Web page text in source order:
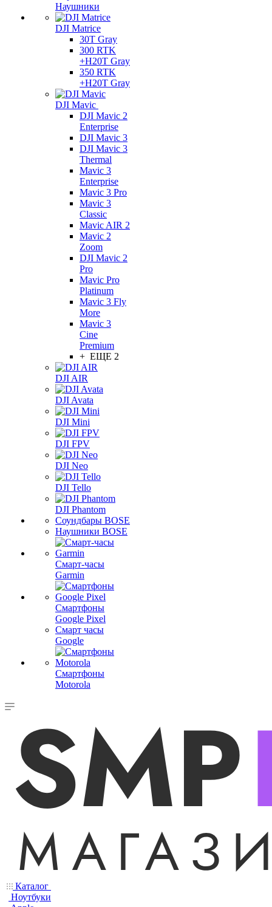
Наушники
DJI Matrice
30T Gray
300 RTK
+H20T Gray
350 RTK
+H20T Gray
DJI Mavic
DJI Mavic 2
Enterprise
DJI Mavic 3
DJI Mavic 3
Thermal
Mavic 3
Enterprise
Mavic 3 Pro
Mavic 3
Сlassic
Mavic AIR 2
Mavic 2
Zoom
DJI Mavic 2
Pro
Mavic Pro
Platinum
Mavic 3 Fly
More
Mavic 3
Cine
Premium
+ ЕЩЕ 2
DJI AIR
DJI Avata
DJI Mini
DJI FPV
DJI Neo
DJI Tello
DJI Phantom
Соундбары BOSE
Наушники BOSE
Смарт-часы
Garmin
Смартфоны
Google Pixel
Смарт часы
Google
Смартфоны
Motorola
Каталог
Ноутбуки